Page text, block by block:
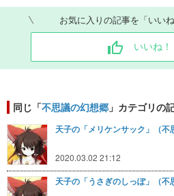
お気に入りの記事を「いい
いいね！
同じ「不思議の幻想郷 」カテゴリの
天子の「メリケンサック」（不
2020.03.02 21:12
天子の「うさぎのしっぽ」（不